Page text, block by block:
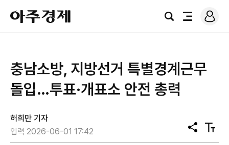
아
주
경
검
전
로
그
충남소방, 지방선거 특별경계근무
돌입…투표·개표소 안전 총력
허희만 기자
입력 2026-06-01 17:42
공
유
텍
스